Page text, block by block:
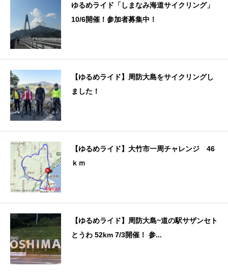
ゆるめライド「しまなみ海道サイクリング」
10/6開催！参加者募集中！
【ゆるめライド】周防大島をサイクリングし
ました！
【ゆるめライド】大竹市一周チャレンジ 46
ｋｍ
【ゆるめライド】周防大島~道の駅サザンセト
とうわ 52km 7/3開催！ 参...